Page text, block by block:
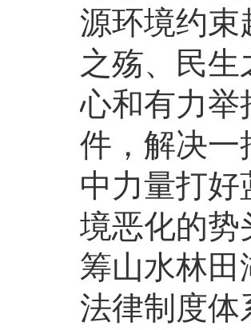
源环境约束
之殇、民
心和有力举
件，解决一
中力量打
境恶化的势
筹山水林田
法律制度体